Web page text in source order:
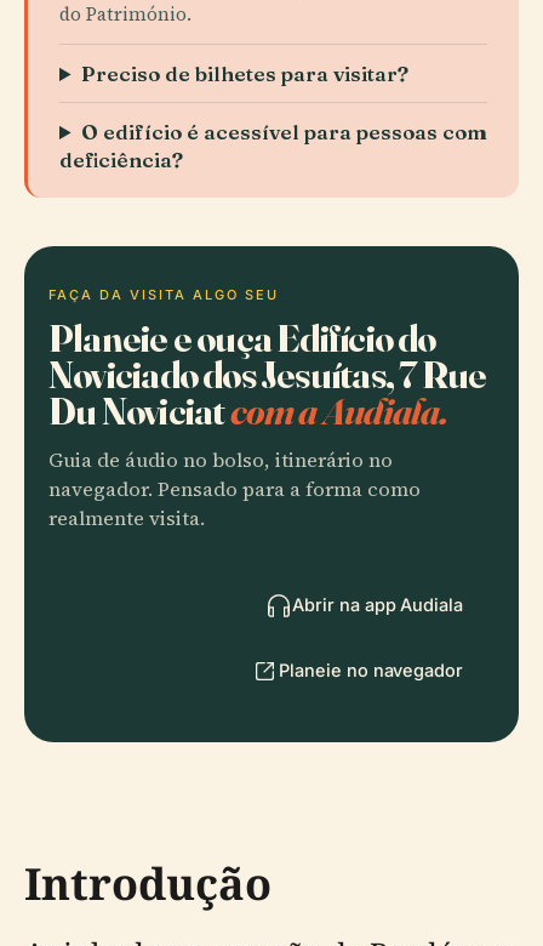
do Património.
Preciso de bilhetes para visitar?
O edifício é acessível para pessoas com
deficiência?
FAÇA DA VISITA ALGO SEU
Planeie e ouça Edifício do
Noviciado dos Jesuítas, 7 Rue
Du Noviciatcom a Audiala.
Guia de áudio no bolso, itinerário no
navegador. Pensado para a forma como
realmente visita.
Abrir na app Audiala
Planeie no navegador
Introdução